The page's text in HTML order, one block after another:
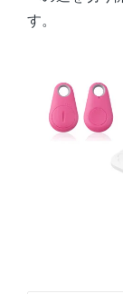
す。